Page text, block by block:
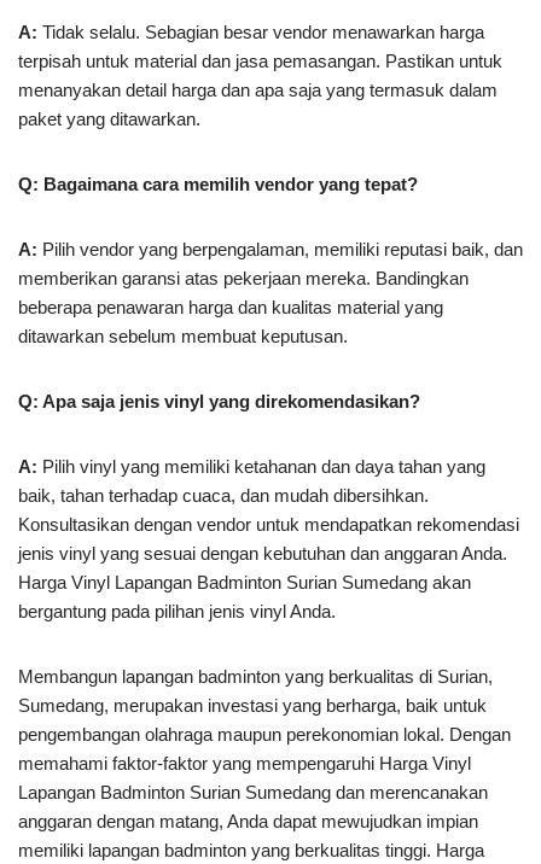
A: Tidak selalu. Sebagian besar vendor menawarkan harga
terpisah untuk material dan jasa pemasangan. Pastikan untuk
menanyakan detail harga dan apa saja yang termasuk dalam
paket yang ditawarkan.
Q: Bagaimana cara memilih vendor yang tepat?
A: Pilih vendor yang berpengalaman, memiliki reputasi baik, dan
memberikan garansi atas pekerjaan mereka. Bandingkan
beberapa penawaran harga dan kualitas material yang
ditawarkan sebelum membuat keputusan.
Q: Apa saja jenis vinyl yang direkomendasikan?
A: Pilih vinyl yang memiliki ketahanan dan daya tahan yang
baik, tahan terhadap cuaca, dan mudah dibersihkan.
Konsultasikan dengan vendor untuk mendapatkan rekomendasi
jenis vinyl yang sesuai dengan kebutuhan dan anggaran Anda.
Harga Vinyl Lapangan Badminton Surian Sumedang akan
bergantung pada pilihan jenis vinyl Anda.
Membangun lapangan badminton yang berkualitas di Surian,
Sumedang, merupakan investasi yang berharga, baik untuk
pengembangan olahraga maupun perekonomian lokal. Dengan
memahami faktor-faktor yang mempengaruhi Harga Vinyl
Lapangan Badminton Surian Sumedang dan merencanakan
anggaran dengan matang, Anda dapat mewujudkan impian
memiliki lapangan badminton yang berkualitas tinggi. Harga